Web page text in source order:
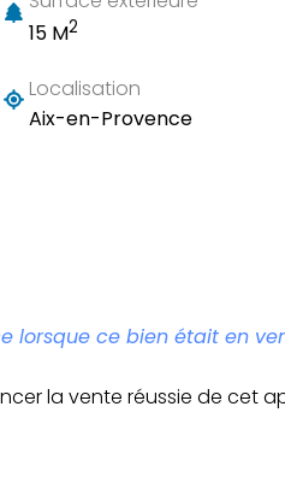
15 M2
Localisation
Aix-en-Provence
lorsque ce bien était en
la vente réussie de cet